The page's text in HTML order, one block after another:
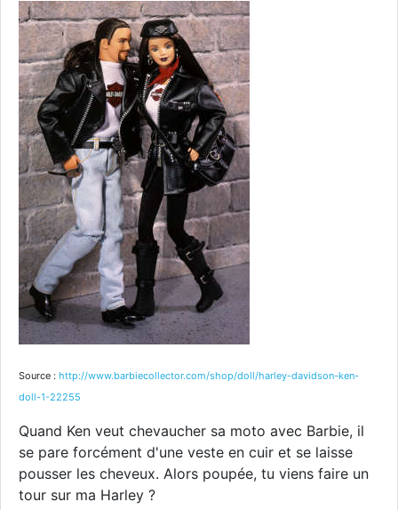
Source : http://www.barbiecollector.com/shop/doll/harley-davidson-ken-
doll-1-22255
Quand Ken veut chevaucher sa moto avec Barbie, il
se pare forcément d'une veste en cuir et se laisse
pousser les cheveux. Alors poupée, tu viens faire un
tour sur ma Harley ?